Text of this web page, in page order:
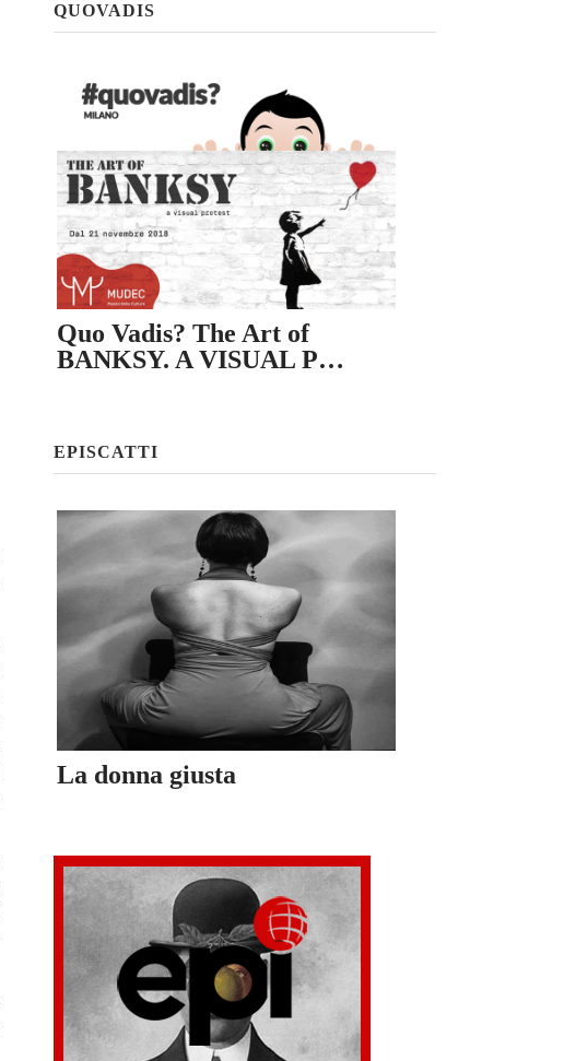
QUOVADIS
Quo Vadis? The Art of
BANKSY. A VISUAL P…
EPISCATTI
La donna giusta